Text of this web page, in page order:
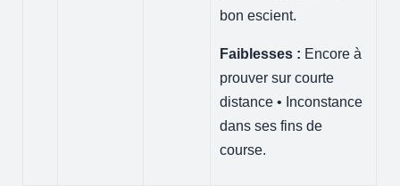
bon escient.
Faiblesses : Encore à
prouver sur courte
distance • Inconstance
dans ses fins de
course.